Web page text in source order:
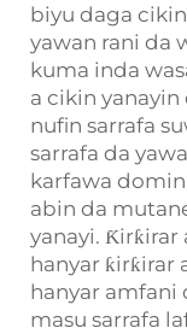
biyu daga
yawan rani da
kuma inda
a cikin
nufin sarrafa
sarrafa da
karfawa
abin da
yanayi. Ƙirƙirar
hanyar ƙirƙirar
hanyar amfani
masu sarrafa